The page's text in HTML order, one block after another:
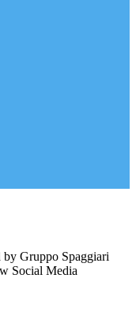
by Gruppo Spaggiari
Social Media